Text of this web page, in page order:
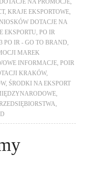
NA PROMOCJE
, KRAJE EKSPORTOWE
DOTACJE NA
EKSPORTU
PO IR
PO IR - GO TO BRAND
MAREK
INFORMACJE
POIR
KRAKÓW,
, ŚRODKI NA EKSPORT